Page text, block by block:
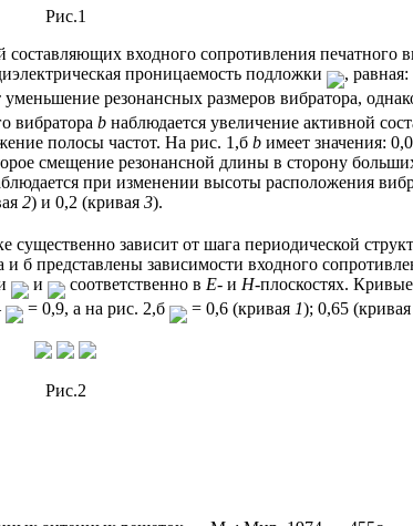
Рис.1
входного сопротивления печатного
проницаемость подложки
,
уменьшение резонансных размеров вибратора,
вибратора b наблюдается увеличение активной
полосы частот. На рис. 1,б b имеет значения:
смещение резонансной длины в сторону
при изменении высоты расположения
2) и 0,2 (кривая 3).
существенно зависит от шага периодической
б представлены зависимости входного
и соответственно в Е- и H-плоскостях.
= 0,9, а на рис. 2,б = 0,6 (кривая 1); 0,65 (кривая
Рис.2